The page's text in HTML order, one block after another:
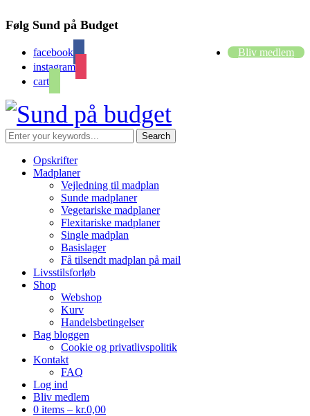
Følg Sund på Budget
facebook
instagram
cart
Bliv medlem
Opskrifter
Madplaner
Vejledning til madplan
Sunde madplaner
Vegetariske madplaner
Flexitariske madplaner
Single madplan
Basislager
Få tilsendt madplan på mail
Livsstilsforløb
Shop
Webshop
Kurv
Handelsbetingelser
Bag bloggen
Cookie og privatlivspolitik
Kontakt
FAQ
Log ind
Bliv medlem
0 items – kr.0,00